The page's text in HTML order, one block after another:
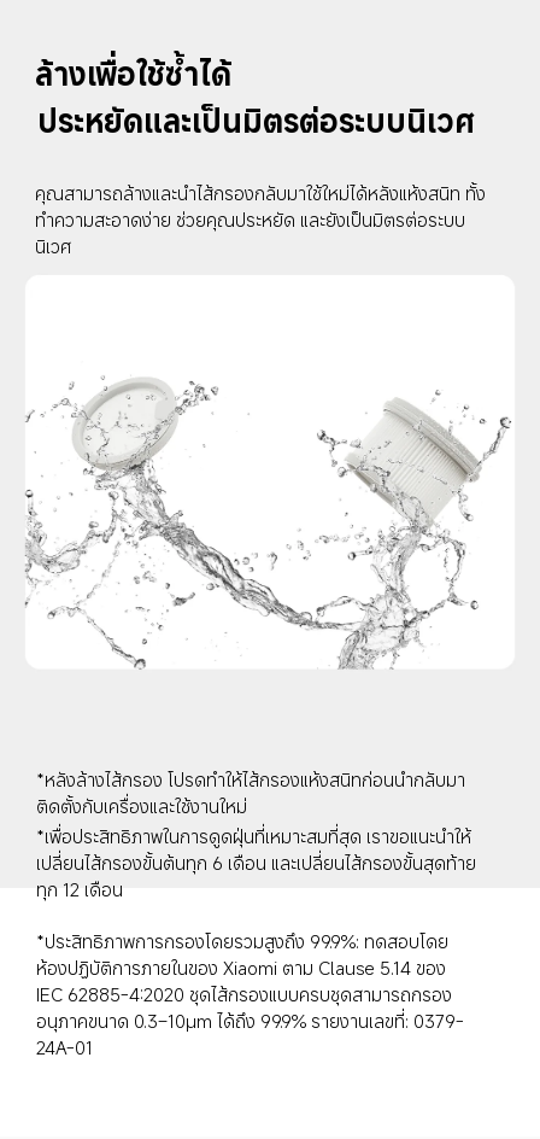
ล้างเพื่อใช้ซ้ำได้
ประหยัดและเป็นมิตรต่อระบบนิเวศ
คุณสามารถล้างและนำไส้กรองกลับมาใช้ใหม่ได้หลังแห้งสนิท ทั้ง
ทำความสะอาดง่าย ช่วยคุณประหยัด และยังเป็นมิตรต่อระบบ
นิเวศ
*หลังล้างไส้กรอง โปรดทำให้ไส้กรองแห้งสนิทก่อนนำกลับมา
ติดตั้งกับเครื่องและใช้งานใหม่
*เพื่อประสิทธิภาพในการดูดฝุ่นที่เหมาะสมที่สุด เราขอแนะนำให้
เปลี่ยนไส้กรองขั้นต้นทุก 6 เดือน และเปลี่ยนไส้กรองขั้นสุดท้าย
ทุก 12 เดือน
*ประสิทธิภาพการกรองโดยรวมสูงถึง 99.9%: ทดสอบโดย
ห้องปฏิบัติการภายในของ Xiaomi ตาม Clause 5.14 ของ
IEC 62885-4:2020 ชุดไส้กรองแบบครบชุดสามารถกรอง
อนุภาคขนาด 0.3–10μm ได้ถึง 99.9% รายงานเลขที่: 0379-
24A-01